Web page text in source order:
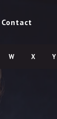
Contact
W X Y